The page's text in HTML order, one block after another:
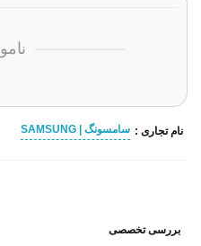
نام تجاری : سامسونگ | SAMSUNG
بررسی تخصصی